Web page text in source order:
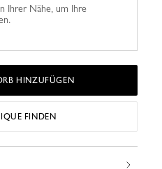
Ihrer Nähe, um Ihre
HINZUFÜGEN
FINDEN